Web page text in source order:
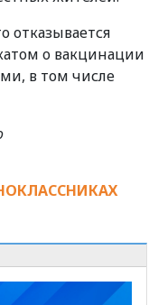
отказывается
о вакцинации
в том числе